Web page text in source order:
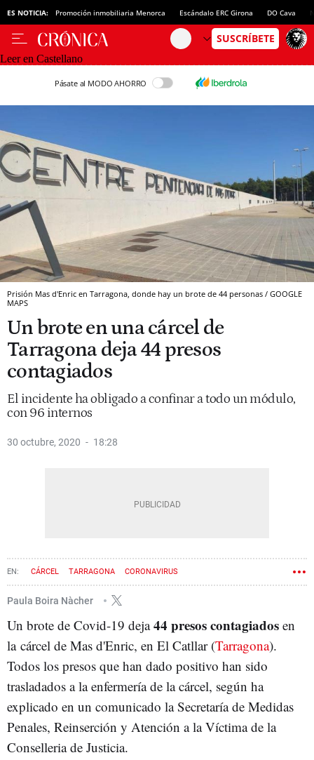
ES NOTICIA: Promoción inmobiliaria Menorca Escándalo ERC Girona DO Cava
Leer en Castellano
Pásate al MODO AHORRO
Prisión Mas d'Enric en Tarragona, donde hay un brote de 44 personas / GOOGLE
MAPS
Un brote en una cárcel de
Tarragona deja 44 presos
contagiados
El incidente ha obligado a confinar a todo un módulo,
con 96 internos
30 octubre, 2020 18:28
CÁRCEL TARRAGONA CORONAVIRUS
Paula Boira Nàcher
Un brote de Covid-19 deja44 presos contagiados en
la cárcel de Mas d'Enric, en El Catllar (Tarragona).
Todos los presos que han dado positivo han sido
trasladados a la enfermería de la cárcel, según ha
explicado en un comunicado la Secretaría de Medidas
Penales, Reinserción y Atención a la Víctima de la
Conselleria de Justicia.